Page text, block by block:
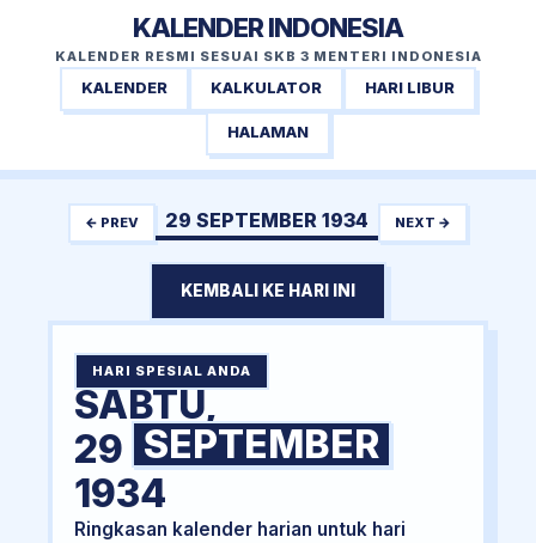
KALENDER INDONESIA
KALENDER RESMI SESUAI SKB 3 MENTERI INDONESIA
KALENDER KALKULATOR HARI LIBUR
HALAMAN
← PREV 29 SEPTEMBER 1934 NEXT →
KEMBALI KE HARI INI
HARI SPESIAL ANDA
SABTU,
29 SEPTEMBER
1934
Ringkasan kalender harian untuk hari